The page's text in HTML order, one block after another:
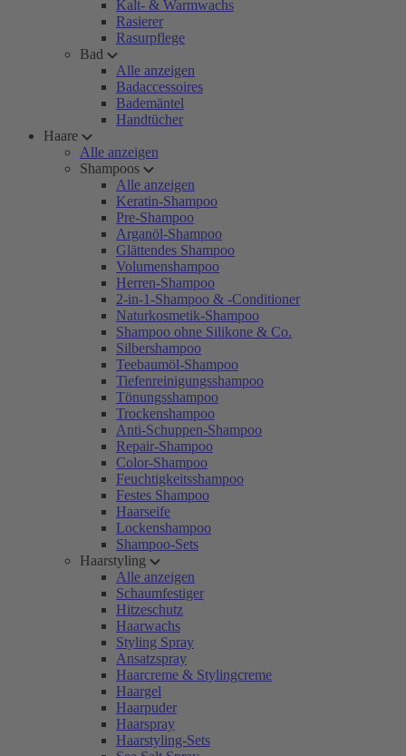
Kalt- & Warmwachs
Rasierer
Rasurpflege
Bad
Alle anzeigen
Badaccessoires
Bademäntel
Handtücher
Haare
Alle anzeigen
Shampoos
Alle anzeigen
Keratin-Shampoo
Pre-Shampoo
Arganöl-Shampoo
Glättendes Shampoo
Volumenshampoo
Herren-Shampoo
2-in-1-Shampoo & -Conditioner
Naturkosmetik-Shampoo
Shampoo ohne Silikone & Co.
Silbershampoo
Teebaumöl-Shampoo
Tiefenreinigungsshampoo
Tönungsshampoo
Trockenshampoo
Anti-Schuppen-Shampoo
Repair-Shampoo
Color-Shampoo
Feuchtigkeitsshampoo
Festes Shampoo
Haarseife
Lockenshampoo
Shampoo-Sets
Haarstyling
Alle anzeigen
Schaumfestiger
Hitzeschutz
Haarwachs
Styling Spray
Ansatzspray
Haarcreme & Stylingcreme
Haargel
Haarpuder
Haarspray
Haarstyling-Sets